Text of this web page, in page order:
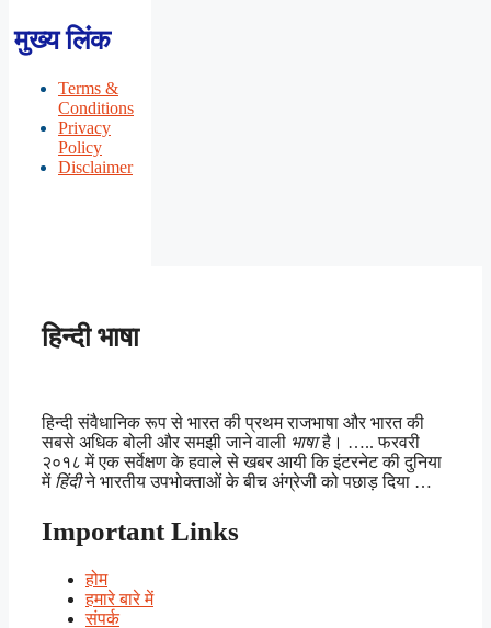
मुख्य लिंक
Terms &
Conditions
Privacy
Policy
Disclaimer
हिन्दी भाषा
हिन्दी संवैधानिक रूप से भारत की प्रथम राजभाषा और भारत की
सबसे अधिक बोली और समझी जाने वाली भाषाहै। ….. फरवरी
२०१८ में एक सर्वेक्षण के हवाले से खबर आयी कि इंटरनेट की दुनिया
में हिंदीने भारतीय उपभोक्ताओं के बीच अंग्रेजी को पछाड़ दिया …
Important Links
होम
हमारे बारे में
संपर्क